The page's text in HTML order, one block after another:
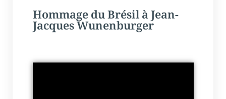
Hommage du Brésil à Jean-
Jacques Wunenburger